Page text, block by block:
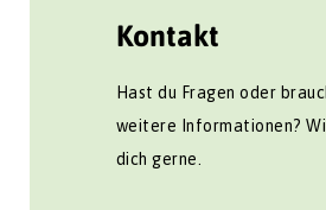
Kontakt
Hast du Fragen oder
weitere Informationen?
dich gerne.